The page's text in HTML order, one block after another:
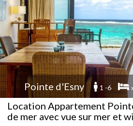
Pointe d'Esny 1 -6
Location Appartement
de mer avec vue sur mer et